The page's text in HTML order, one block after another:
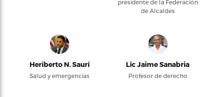
presidente de la Federación
de Alcaldes
Heriberto N. Saurí
Salud y emergencias
Lic Jaime Sanabria
Profesor de derecho